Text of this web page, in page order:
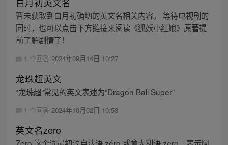
暂未获取到白月初确切的英文名相关内容。 等待电视剧的
同时，也可以点击下方链接来阅读《狐妖小红娘》原著提
前了解剧情了！
1 个回答 2024年09月14日 10:27
龙珠超英文
“龙珠超”常见的英文表述为“Dragon Ball Super”
1 个回答 2024年10月02日 10:53
英文名zero